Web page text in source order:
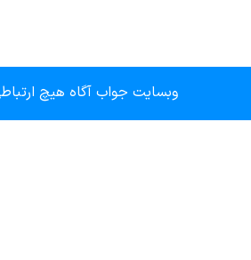
وبسایت جواب آگاه هیچ ارتباطی